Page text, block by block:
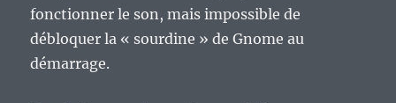
fonctionner le son, mais impossible de
débloquer la « sourdine » de Gnome au
démarrage.